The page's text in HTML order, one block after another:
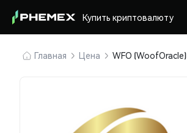
Купить криптовалюту
Главная Цена WFO (WoofOracle)